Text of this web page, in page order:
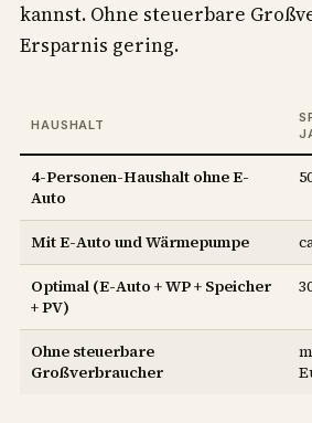
kannst. Ohne steuerbare
Ersparnis gering.
HAUSHALT
4-Personen-Haushalt ohne E-
Auto
Mit E-Auto und Wärmepumpe
Optimal (E-Auto + WP + Speicher
+ PV)
Ohne steuerbare
Großverbraucher